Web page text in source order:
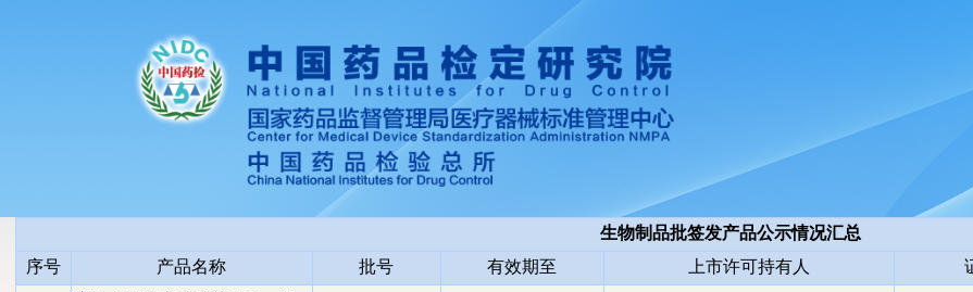
生物制品批签发产品公示情况汇总
序号
产品名称 批号 有效期至 上市许可持有人